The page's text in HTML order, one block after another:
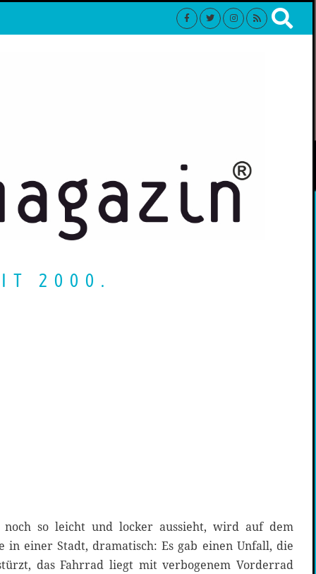
2000.
noch so leicht und locker aussieht, wird auf dem
in einer Stadt, dramatisch: Es gab einen Unfall, die
das Fahrrad liegt mit verbogenem Vorderrad